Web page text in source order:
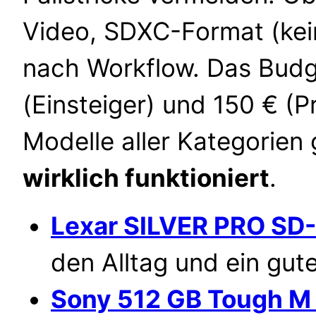
Video, SDXC-Format
nach Workflow. Das
(Einsteiger) und 150 €
Modelle aller
wirklich funktioniert.
Lexar SILVER PRO
den Alltag und ein
Sony 512 GB Tough M